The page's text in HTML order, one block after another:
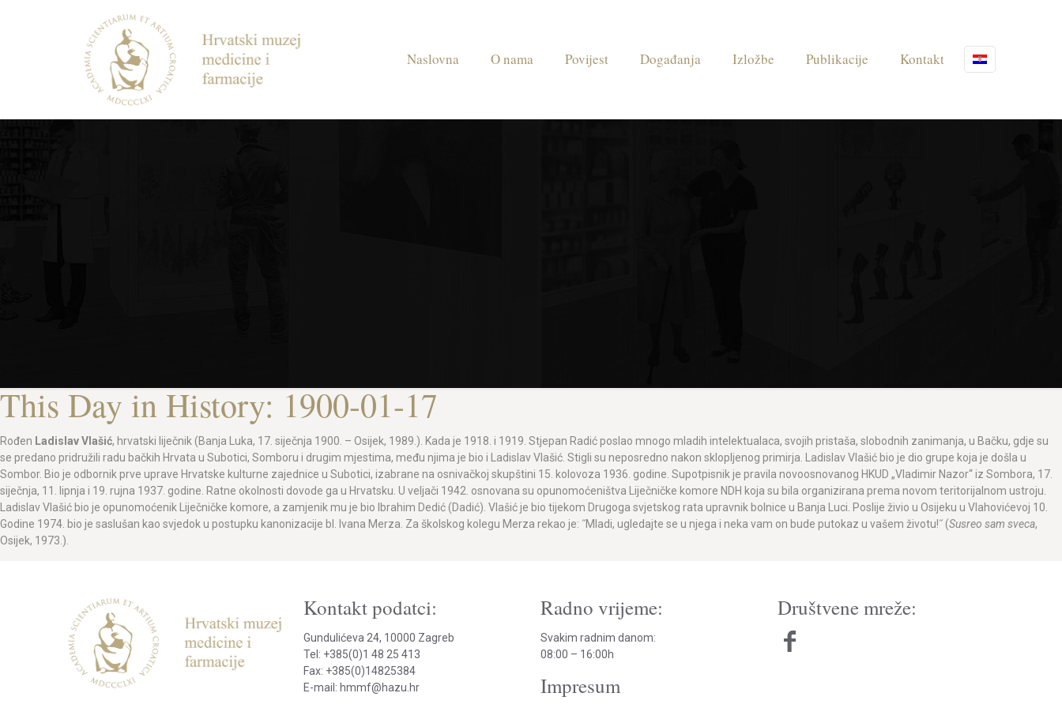
Naslovna O nama Povijest Događanja Izložbe Publikacije Kontakt
This Day in History: 1900-01-17
Rođen Ladislav Vlašić, hrvatski liječnik (Banja Luka, 17. siječnja 1900. – Osijek, 1989.). Kada je 1918. i 1919. Stjepan Radić poslao mnogo mladih intelektualaca, svojih pristaša, slobodnih zanimanja, u Bačku, gdje su
se predano pridružili radu bačkih Hrvata u Subotici, Somboru i drugim mjestima, među njima je bio i Ladislav Vlašić. Stigli su neposredno nakon sklopljenog primirja. Ladislav Vlašić bio je dio grupe koja je došla u
Sombor. Bio je odbornik prve uprave Hrvatske kulturne zajednice u Subotici, izabrane na osnivačkoj skupštini 15. kolovoza 1936. godine. Supotpisnik je pravila novoosnovanog HKUD „Vladimir Nazor“ iz Sombora, 17.
siječnja, 11. lipnja i 19. rujna 1937. godine. Ratne okolnosti dovode ga u Hrvatsku. U veljači 1942. osnovana su opunomoćeništva Liječničke komore NDH koja su bila organizirana prema novom teritorijalnom ustroju.
Ladislav Vlašić bio je opunomoćenik Liječničke komore, a zamjenik mu je bio Ibrahim Dedić (Dadić). Vlašić je bio tijekom Drugoga svjetskog rata upravnik bolnice u Banja Luci. Poslije živio u Osijeku u Vlahovićevoj 10.
Godine 1974. bio je saslušan kao svjedok u postupku kanonizacije bl. Ivana Merza. Za školskog kolegu Merza rekao je: ˝Mladi, ugledajte se u njega i neka vam on bude putokaz u vašem životu!˝ (Susreo sam sveca,
Osijek, 1973.).
Kontakt podatci:
Gundulićeva 24, 10000 Zagreb
Tel: +385(0)1 48 25 413
Fax: +385(0)14825384
E-mail: hmmf@hazu.hr
Radno vrijeme:
Svakim radnim danom:
08:00 – 16:00h
Impresum
Društvene mreže: